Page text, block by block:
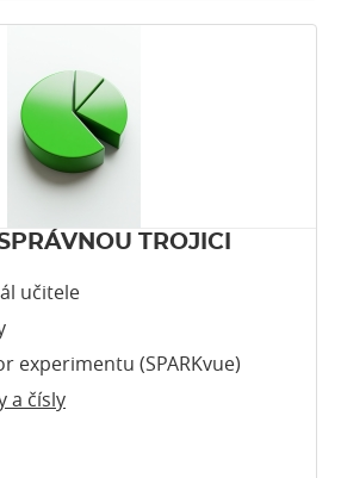
TROJICI
učitele
experimentu (SPARKvue)
a čísly